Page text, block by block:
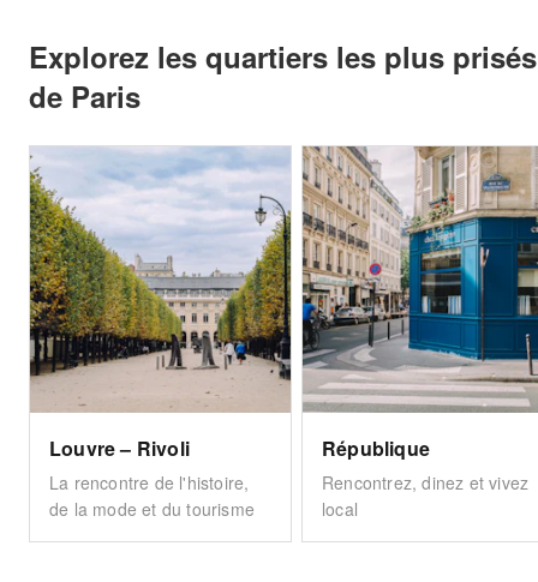
Explorez les quartiers les plus prisés
de Paris
Louvre – Rivoli
La rencontre de l'histoire,
de la mode et du tourisme
République
Rencontrez, dinez et vivez
local